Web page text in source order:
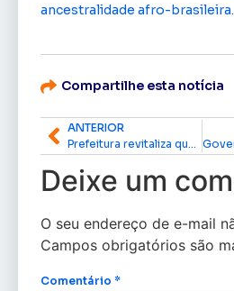
ancestralidade afro-brasileira.
Compartilhe esta notícia
ANTERIOR
Prefeitura revitaliza quadras no Macapaba e empossa nova secretária municipal
Deixe um
O seu endereço de e-mail
Campos obrigatórios são
Comentário *